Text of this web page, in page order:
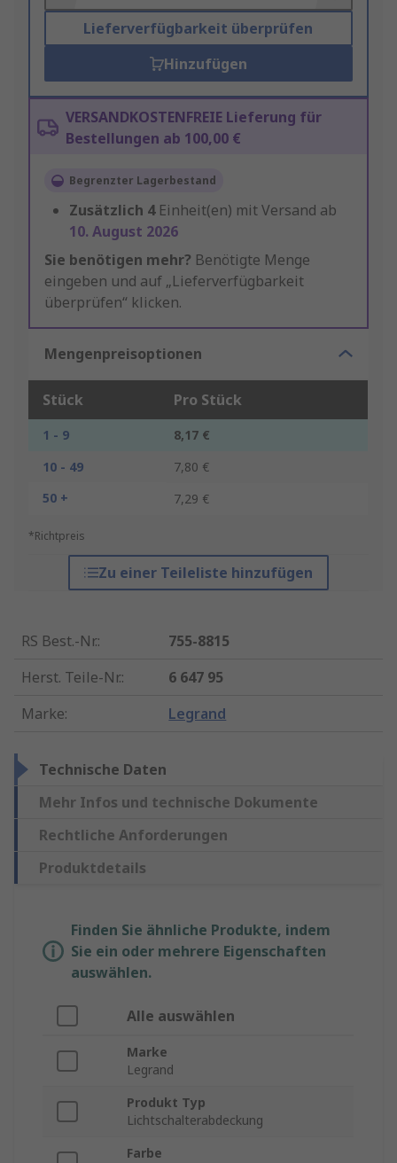
Lieferverfügbarkeit überprüfen
Hinzufügen
VERSANDKOSTENFREIE Lieferung für
Bestellungen ab 100,00 €
Begrenzter Lagerbestand
Zusätzlich 4 Einheit(en) mit Versand ab
10. August 2026
Sie benötigen mehr? Benötigte Menge
eingeben und auf „Lieferverfügbarkeit
überprüfen“ klicken.
Mengenpreisoptionen
Stück Pro Stück
1 - 9
8,17 €
10 - 49
7,80 €
50 +
7,29 €
*Richtpreis
Zu einer Teileliste hinzufügen
RS Best.-Nr.:
755-8815
Herst. Teile-Nr.:
6 647 95
Marke: Legrand
Technische Daten
Mehr Infos und technische Dokumente
Rechtliche Anforderungen
Produktdetails
Finden Sie ähnliche Produkte, indem
Sie ein oder mehrere Eigenschaften
auswählen.
Alle auswählen
Marke
Legrand
Produkt Typ
Lichtschalterabdeckung
Farbe